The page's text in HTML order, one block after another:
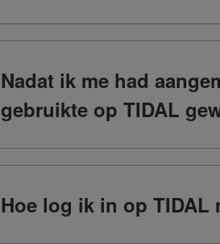
Nadat ik me had
gebruikte op TIDAL
Hoe log ik in op TIDAL